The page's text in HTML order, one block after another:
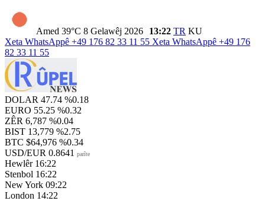
Amed 39°C 8 Gelawêj 2026 13:22 TR KU
Xeta WhatsAppê +49 176 82 33 11 55 Xeta WhatsAppê +49 176
82 33 11 55
DOLAR 47.74 %0.18
EURO 55.25 %0.32
ZÊR 6,787 %0.04
BIST 13,779 %2.75
BTC $64,976 %0.34
USD/EUR 0.8641 parîte
Hewlêr 16:22
Stenbol 16:22
New York 09:22
London 14:22